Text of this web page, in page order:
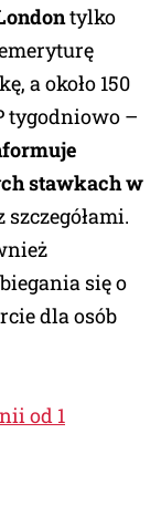
tylko
a około 150
tygodniowo –
stawkach w
się o
dla osób
od 1